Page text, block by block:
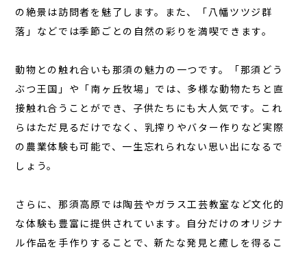
の絶景は訪問者を魅了します。また、「八幡ツツジ群
落」などでは季節ごとの自然の彩りを満喫できます。
動物との触れ合いも那須の魅力の一つです。「那須どう
ぶつ王国」や「南ヶ丘牧場」では、多様な動物たちと直
接触れ合うことができ、子供たちにも大人気です。これ
らはただ見るだけでなく、乳搾りやバター作りなど実際
の農業体験も可能で、一生忘れられない思い出になるで
しょう。
さらに、那須高原では陶芸やガラス工芸教室など文化的
な体験も豊富に提供されています。自分だけのオリジナ
ル作品を手作りすることで、新たな発見と癒しを得るこ